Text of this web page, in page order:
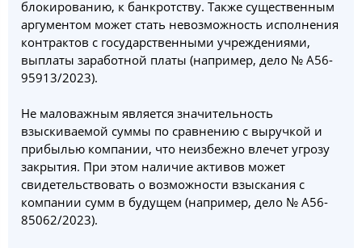
блокированию, к банкротству. Также существенным
аргументом может стать невозможность исполнения
контрактов с государственными учреждениями,
выплаты заработной платы (например, дело № А56-
95913/2023).
Не маловажным является значительность
взыскиваемой суммы по сравнению с выручкой и
прибылью компании, что неизбежно влечет угрозу
закрытия. При этом наличие активов может
свидетельствовать о возможности взыскания с
компании сумм в будущем (например, дело № А56-
85062/2023).